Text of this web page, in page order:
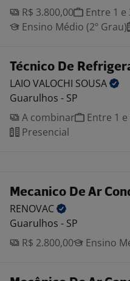
R$ 3.800,00
Entre 1 e
Ensino Médio (2º Grau)
Técnico De
LAIO VALOCHI SOUSA
Guarulhos - SP
A combinar
Entre 1
Presencial
Mecanico De Ar
RENOVAC
Guarulhos - SP
R$ 2.800,00
Ensino